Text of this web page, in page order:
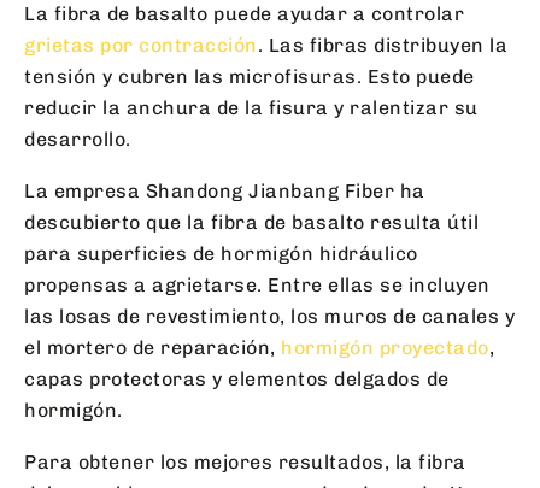
La fibra de basalto puede ayudar a controlar
grietas por contracción. Las fibras distribuyen la
tensión y cubren las microfisuras. Esto puede
reducir la anchura de la fisura y ralentizar su
desarrollo.
La empresa Shandong Jianbang Fiber ha
descubierto que la fibra de basalto resulta útil
para superficies de hormigón hidráulico
propensas a agrietarse. Entre ellas se incluyen
las losas de revestimiento, los muros de canales y
el mortero de reparación, hormigón proyectado,
capas protectoras y elementos delgados de
hormigón.
Para obtener los mejores resultados, la fibra